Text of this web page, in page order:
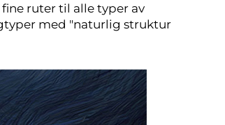
ruter til alle typer av
med "naturlig struktur